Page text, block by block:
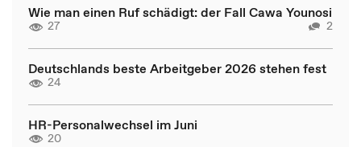
Wie man einen Ruf schädigt: der Fall Cawa Younosi
27 2
Deutschlands beste Arbeitgeber 2026 stehen fest
24
HR-Personalwechsel im Juni
20